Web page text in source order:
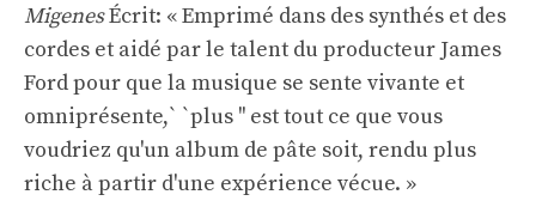
MigenesÉcrit: « Emprimé dans des synthés et des
cordes et aidé par le talent du producteur James
Ford pour que la musique se sente vivante et
omniprésente,` `plus '' est tout ce que vous
voudriez qu'un album de pâte soit, rendu plus
riche à partir d'une expérience vécue. »